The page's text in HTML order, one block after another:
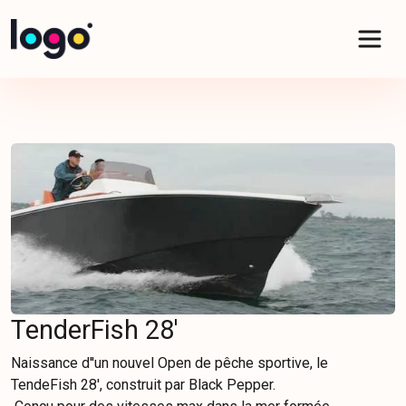
TenderFish 28'
Naissance d''un nouvel Open de pêche sportive, le
TendeFish 28', construit par Black Pepper.